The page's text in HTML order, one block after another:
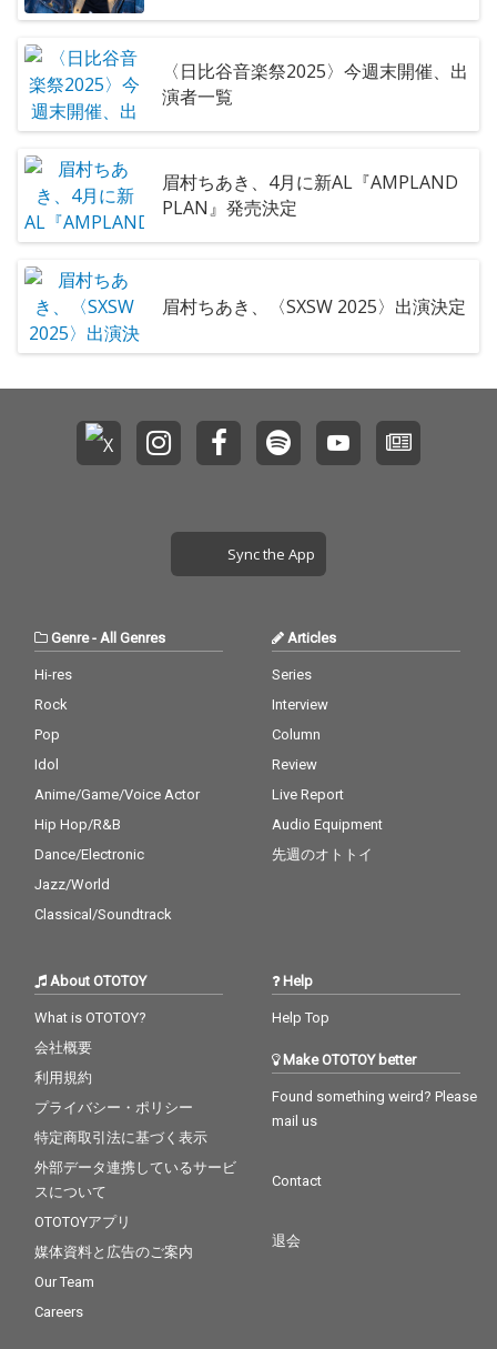
〈日比谷音楽祭2025〉今週末開催、出
演者一覧
眉村ちあき、4月に新AL『AMPLAND
PLAN』発売決定
眉村ちあき、〈SXSW 2025〉出演決定
Sync the App
Genre-All Genres
Hi-res
Rock
Pop
Idol
Anime/Game/Voice Actor
Hip Hop/R&B
Dance/Electronic
Jazz/World
Classical/Soundtrack
Articles
Series
Interview
Column
Review
Live Report
Audio Equipment
先週のオトトイ
About OTOTOY
What is OTOTOY?
会社概要
利用規約
プライバシー・ポリシー
特定商取引法に基づく表示
外部データ連携しているサービ
スについて
OTOTOYアプリ
媒体資料と広告のご案内
Our Team
Careers
Help
Help Top
Make OTOTOY better
Found something weird? Please
mail us
Contact
退会